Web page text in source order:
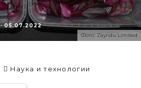
Фото: Zayndu Limited
· 05.07.2022
Наука и технологии